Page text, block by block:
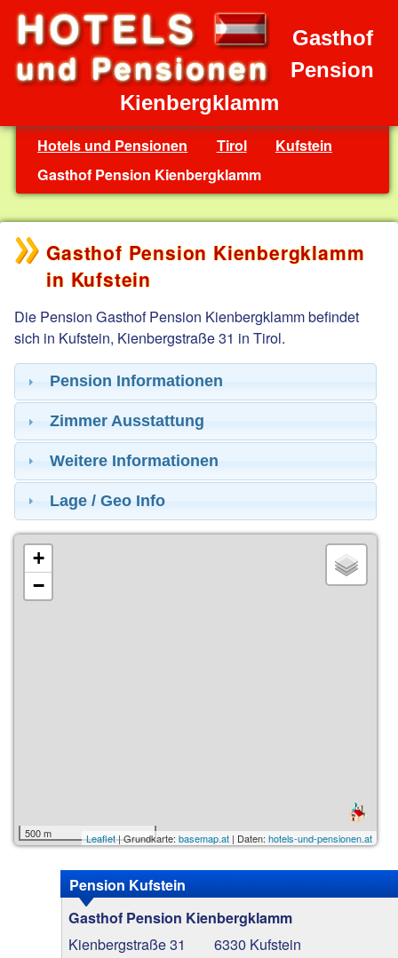
Gasthof
Pension
Kienbergklamm
Hotels und Pensionen Tirol
Kufstein
Gasthof Pension Kienbergklamm
Gasthof Pension Kienbergklamm
in Kufstein
Die Pension Gasthof Pension Kienbergklamm befindet
sich in Kufstein, Kienbergstraße 31 in Tirol.
Pension Informationen
Zimmer Ausstattung
Weitere Informationen
Lage / Geo Info
+
−
500 m Leaflet| Grundkarte: basemap.at| Daten: hotels-und-pensionen.at
Pension Kufstein
Gasthof Pension Kienbergklamm
Kienbergstraße 31
6330 Kufstein